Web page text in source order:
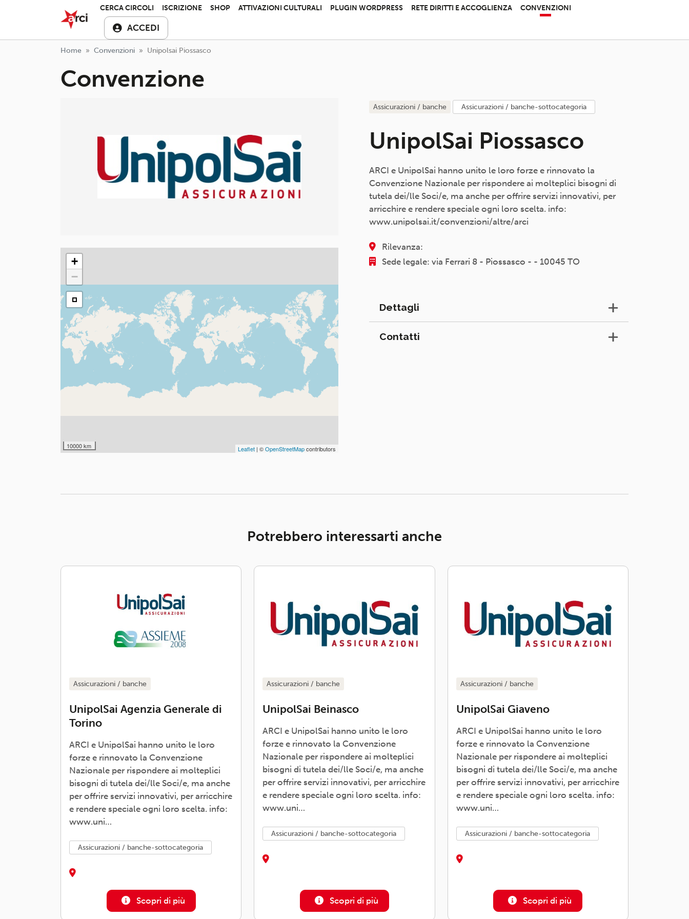
Salta al contenuto principale
ARCI APSCERCA CIRCOLI ISCRIZIONE SHOP ATTIVAZIONI CULTURALI PLUGIN WORDPRESS RETE DIRITTI E ACCOGLIENZA CONVENZIONI
ACCEDI
Home Convenzioni Unipolsai Piossasco
Convenzione
assicurazioni / banche assicurazioni / banche-sottocategoria
UnipolSai Piossasco
ARCI e UnipolSai hanno unito le loro forze e rinnovato la
Convenzione Nazionale per rispondere ai molteplici bisogni di
tutela dei/lle Soci/e, ma anche per offrire servizi innovativi, per
arricchire e rendere speciale ogni loro scelta. info:
www.unipolsai.it/convenzioni/altre/arci
Rilevanza:
Sede legale: via Ferrari 8 - Piossasco - - 10045 TO
Dettagli
Contatti
+
−
10000 km Leaflet | ©OpenStreetMapcontributors
Potrebbero interessarti anche
assicurazioni / banche
UnipolSai Agenzia Generale di
Torino
ARCI e UnipolSai hanno unito le loro
forze e rinnovato la Convenzione
Nazionale per rispondere ai molteplici
bisogni di tutela dei/lle Soci/e, ma anche
per offrire servizi innovativi, per arricchire
e rendere speciale ogni loro scelta. info:
www.uni…
assicurazioni / banche-sottocategoria
Scopri di più
assicurazioni / banche
UnipolSai Beinasco
ARCI e UnipolSai hanno unito le loro
forze e rinnovato la Convenzione
Nazionale per rispondere ai molteplici
bisogni di tutela dei/lle Soci/e, ma anche
per offrire servizi innovativi, per arricchire
e rendere speciale ogni loro scelta. info:
www.uni…
assicurazioni / banche-sottocategoria
Scopri di più
assicurazioni / banche
UnipolSai Giaveno
ARCI e UnipolSai hanno unito le loro
forze e rinnovato la Convenzione
Nazionale per rispondere ai molteplici
bisogni di tutela dei/lle Soci/e, ma anche
per offrire servizi innovativi, per arricchire
e rendere speciale ogni loro scelta. info:
www.uni…
assicurazioni / banche-sottocategoria
Scopri di più